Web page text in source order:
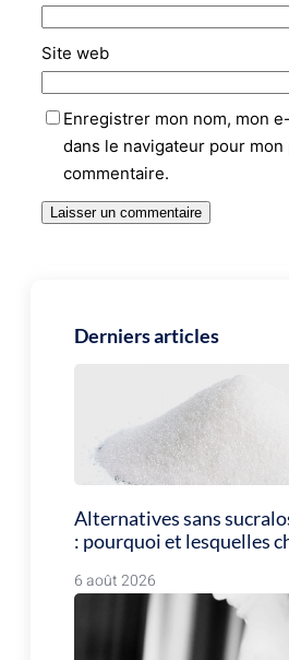
Site web
Enregistrer mon nom, mon
dans le navigateur pour mon
commentaire.
Derniers articles
Alternatives sans
: pourquoi et lesquelles
6 août 2026